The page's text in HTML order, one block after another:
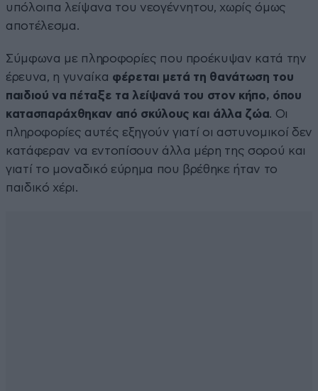
υπόλοιπα λείψανα του νεογέννητου, χωρίς όμως
αποτέλεσμα.
Σύμφωνα με πληροφορίες που προέκυψαν κατά την
έρευνα, η γυναίκα φέρεται μετά τη θανάτωση του
παιδιού να πέταξε τα λείψανά του στον κήπο, όπου
κατασπαράχθηκαν από σκύλους και άλλα ζώα. Οι
πληροφορίες αυτές εξηγούν γιατί οι αστυνομικοί δεν
κατάφεραν να εντοπίσουν άλλα μέρη της σορού και
γιατί το μοναδικό εύρημα που βρέθηκε ήταν το
παιδικό χέρι.